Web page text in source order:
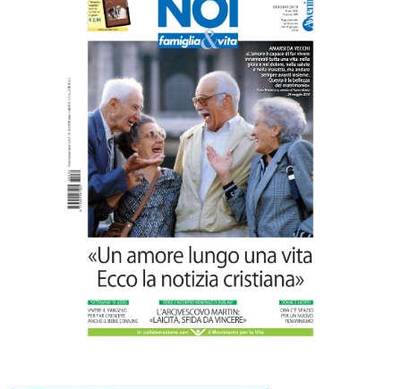
“Hall of Honor Prenatal Sciences 2026”
16 Luglio 2026 Commenti disabilitati
Carlo Casini, “giusto” perché testimone
della carità sociale
7 Agosto 2026 Commenti disabilitati